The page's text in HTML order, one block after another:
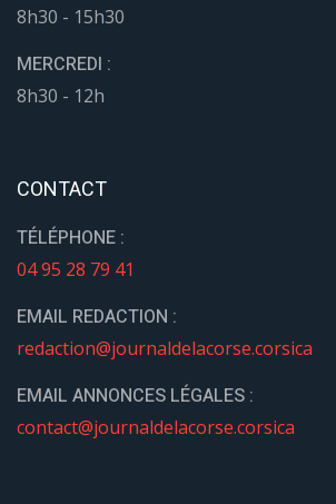
8h30 - 15h30
MERCREDI :
8h30 - 12h
CONTACT
TÉLÉPHONE :
04 95 28 79 41
EMAIL REDACTION :
redaction@journaldelacorse.corsica
EMAIL ANNONCES LÉGALES :
contact@journaldelacorse.corsica